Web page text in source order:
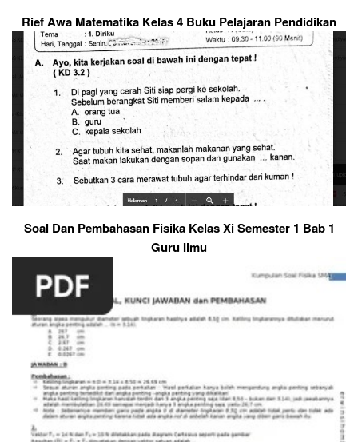
Rief Awa Matematika Kelas 4 Buku Pelajaran Pendidikan
Soal Dan Pembahasan Fisika Kelas Xi Semester 1 Bab 1
Guru Ilmu